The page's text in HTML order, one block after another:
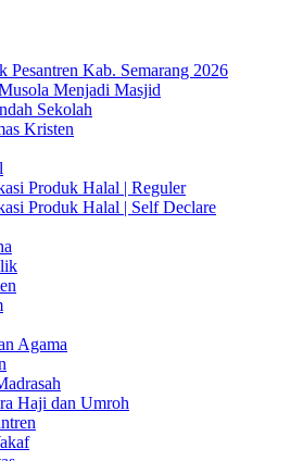
Pesantren Kab. Semarang 2026
Menjadi Masjid
Sekolah
Kristen
Produk Halal | Reguler
Produk Halal | Self Declare
Agama
Haji dan Umroh